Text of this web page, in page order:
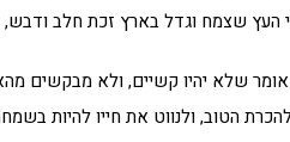
העץ שצמח וגדל בארץ זכת חלב
שלא יהיו קשיים, ולא מבקשים
הטוב, ולנווט את חייו להיות